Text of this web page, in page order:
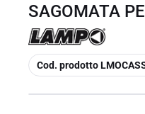
SAGOMATA
copia
Cod. prodotto